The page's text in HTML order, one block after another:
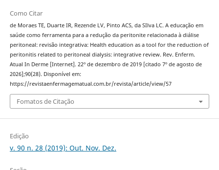
Como Citar
de Moraes TE, Duarte IR, Rezende LV, Pinto ACS, da SIlva LC. A educação em
saúde como ferramenta para a redução da peritonite relacionada à diálise
peritoneal: revisão integrativa: Health education as a tool for the reduction of
peritonitis related to peritoneal dialysis: integrative review. Rev. Enferm.
Atual In Derme [Internet]. 22º de dezembro de 2019 [citado 7º de agosto de
2026];90(28). Disponível em:
https://revistaenfermagematual.com.br/revista/article/view/57
Fomatos de Citação
Edição
v. 90 n. 28 (2019): Out. Nov. Dez.